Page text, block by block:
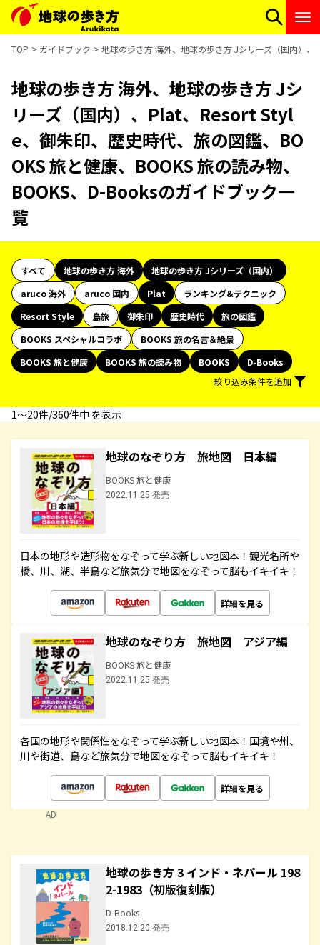
TOP ガイドブック 地球の歩き方 海外、地球の歩き方 Jシリーズ（国内）
地球の歩き方 海外、地球の歩き方 Jシ
リーズ（国内）、Plat、Resort Styl
e、御朱印、歴史時代、旅の図鑑、BO
OKS 旅と健康、BOOKS 旅の読み物、
BOOKS、D-Booksのガイドブック一
覧
すべて 地球の歩き方 海外
地球の歩き方 Jシリーズ（国内）
aruco 海外
aruco 国内 Plat
ランキング&テクニック
Resort Style
島旅 御朱印 歴史時代
旅の図鑑
BOOKS スペシャルコラボ
BOOKS 旅の名言＆絶景
BOOKS 旅と健康
BOOKS 旅の読み物 BOOKS
D-Books
絞り込み条件を追加
1〜20件/360件中 を表示
地球のなぞり方 旅地図 日本編
BOOKS 旅と健康
2022.11.25 発売
日本の地形や造形物をなぞって学ぶ新しい地図本！観光名所や
橋、川、湖、半島など旅気分で地図をなぞって脳もイキイキ！
詳細を見る
地球のなぞり方 旅地図 アジア編
BOOKS 旅と健康
2022.11.25 発売
各国の地形や関係性をなぞって学ぶ新しい地図本！国境や州、
川や街道、島など旅気分で地図をなぞって脳もイキイキ！
詳細を見る
AD
地球の歩き方 3 インド・ネパール 198
2-1983（初版復刻版）
D-Books
2018.12.20 発売